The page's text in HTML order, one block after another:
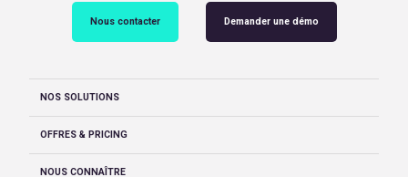
Nous contacter Demander une démo
NOS SOLUTIONS
OFFRES & PRICING
NOUS CONNAÎTRE